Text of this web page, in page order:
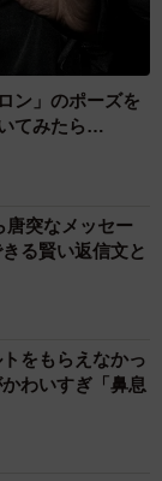
ン」のポーズを
てみたら…
唐突なメッセー
る賢い返信文と
をもらえなかっ
わいすぎ「鼻息